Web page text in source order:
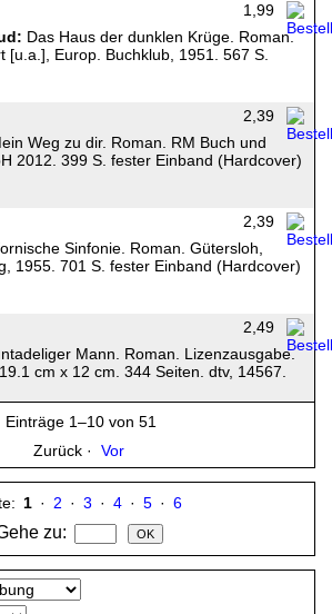
Das Haus der dunklen Krüge. Roman.
[u.a.], Europ. Buchklub, 1951. 567 S.
1,99
Weg zu dir. Roman. RM Buch und
2012. 399 S. fester Einband (Hardcover)
2,39
Sinfonie. Roman. Gütersloh,
1955. 701 S. fester Einband (Hardcover)
2,39
Mann. Roman. Lizenzausgabe.
cm x 12 cm. 344 Seiten. dtv, 14567.
2,49
Einträge 1–10 von 51
Zurück· Vor
1 · 2 · 3 · 4 · 5 · 6
zu: